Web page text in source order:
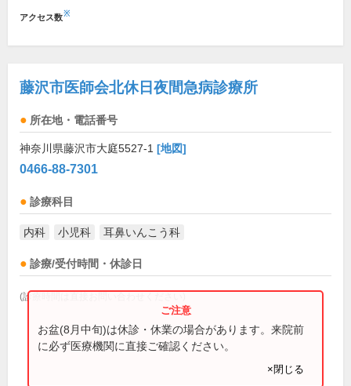
アクセス数※
藤沢市医師会北休日夜間急病診療所
所在地・電話番号
神奈川県藤沢市大庭5527-1 [地図]
0466-88-7301
診療科目
内科 小児科 耳鼻いんこう科
診療/受付時間・休診日
(診療時間は直接お問い合わせください)
お盆(8月中旬)は休診・休業の場合があります。来院前
に必ず医療機関に直接ご確認ください。
×閉じる